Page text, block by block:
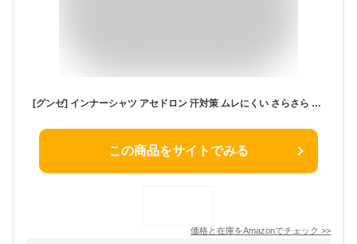
[グンゼ] インナーシャツ アセドロン 汗対策 ムレにくい さらさら 吸汗速乾 インナー MC0054 レディース H1ノーブルベージュ
この商品をサイトでみる
価格と在庫をAmazonでチェック >>